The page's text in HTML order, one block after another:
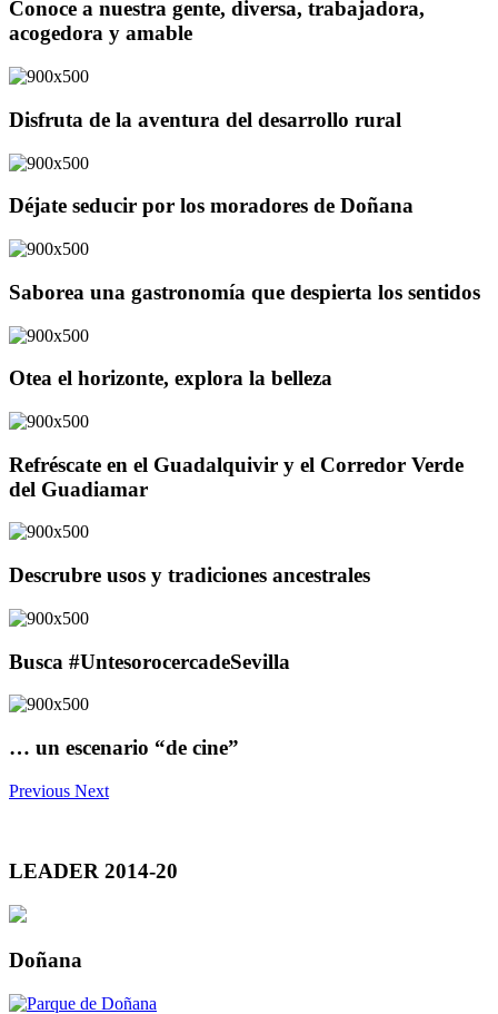
Conoce a nuestra gente, diversa, trabajadora,
acogedora y amable
Disfruta de la aventura del desarrollo rural
Déjate seducir por los moradores de Doñana
Saborea una gastronomía que despierta los sentidos
Otea el horizonte, explora la belleza
Refréscate en el Guadalquivir y el Corredor Verde
del Guadiamar
Descrubre usos y tradiciones ancestrales
Busca #UntesorocercadeSevilla
… un escenario “de cine”
Previous Next
LEADER 2014-20
Doñana